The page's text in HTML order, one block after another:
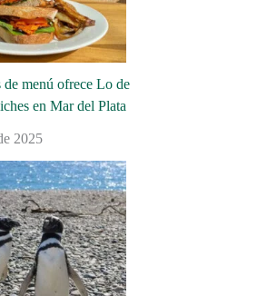
de menú ofrece Lo de
en Mar del Plata
2025